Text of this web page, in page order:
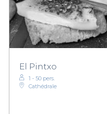
El Pintxo
1 - 50 pers.
Cathédrale